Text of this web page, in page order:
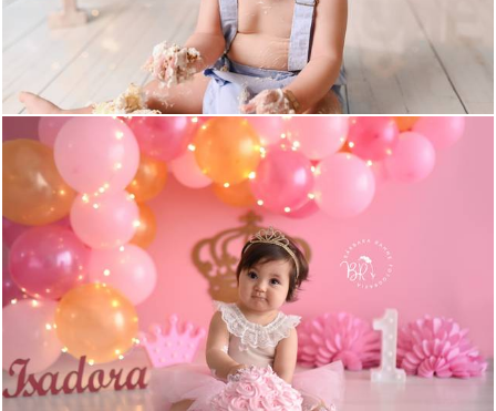
1211 14